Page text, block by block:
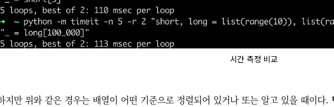
시간 측정 비교
지만 위와 같은 경우는 배열이 어떤 기준으로 정렬되어 있거나 또는 알고 있을 때이다.